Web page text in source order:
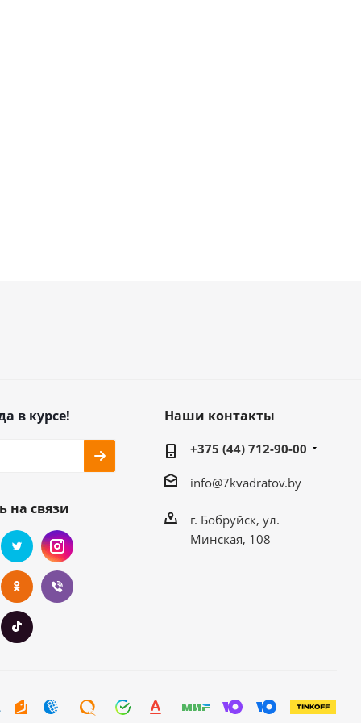
в курсе!
на связи
Наши контакты
+375 (44) 712-90-00
info@7kvadratov.by
г. Бобруйск, ул.
Минская, 108